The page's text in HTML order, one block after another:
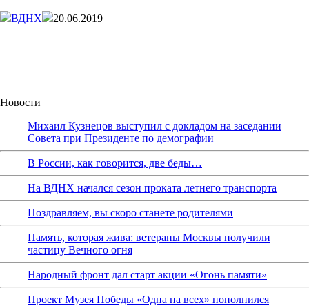
ВДНХ 20.06.2019
Новости
Михаил Кузнецов выступил с докладом на заседании
Совета при Президенте по демографии
В России, как говорится, две беды…
На ВДНХ начался сезон проката летнего транспорта
Поздравляем, вы скоро станете родителями
Память, которая жива: ветераны Москвы получили
частицу Вечного огня
Народный фронт дал старт акции «Огонь памяти»
Проект Музея Победы «Одна на всех» пополнился